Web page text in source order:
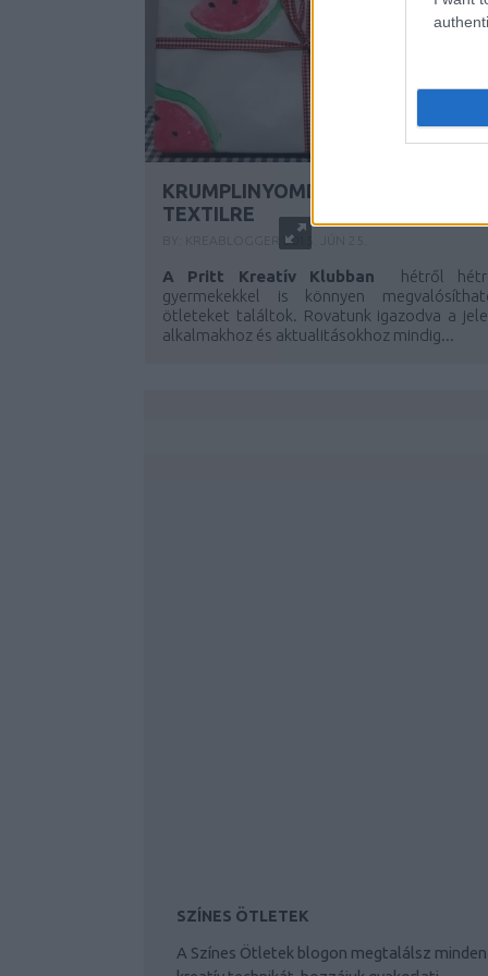
KRUMPLINYOMDA: FESSÜNK
TEXTILRE
2015. JÚN 25.
A Pritt Kreatív Klubban
hétről
gyermekekkel is könnyen
ötleteket találtok. Rovatunk igazodva a
alkalmakhoz és aktualitásokhoz mindig...
SZÍNES ÖTLETEK
A Színes Ötletek blogon megtalálsz minden